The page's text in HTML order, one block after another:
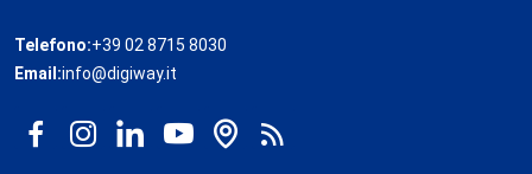
Telefono:+39 02 8715 8030
Email:info@digiway.it